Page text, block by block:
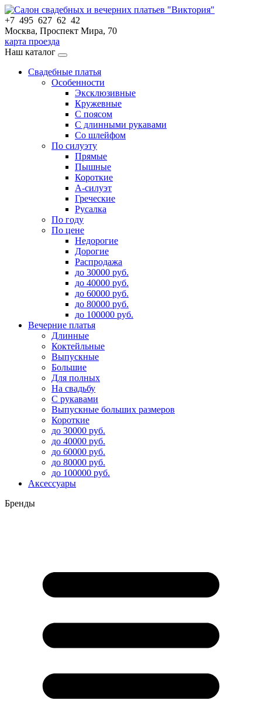
+7 495 627 62 42
Москва, Проспект Мира, 70
карта проезда
Наш каталог
Свадебные платья
Особенности
Эксклюзивные
Кружевные
С поясом
С длинными рукавами
Со шлейфом
По силуэту
Прямые
Пышные
Короткие
А-силуэт
Греческие
Русалка
По году
По цене
Недорогие
Дорогие
Распродажа
до 30000 руб.
до 40000 руб.
до 60000 руб.
до 80000 руб.
до 100000 руб.
Вечерние платья
Длинные
Коктейльные
Выпускные
Большие
Для полных
На свадьбу
С рукавами
Выпускные больших размеров
Короткие
до 30000 руб.
до 40000 руб.
до 60000 руб.
до 80000 руб.
до 100000 руб.
Аксессуары
Бренды